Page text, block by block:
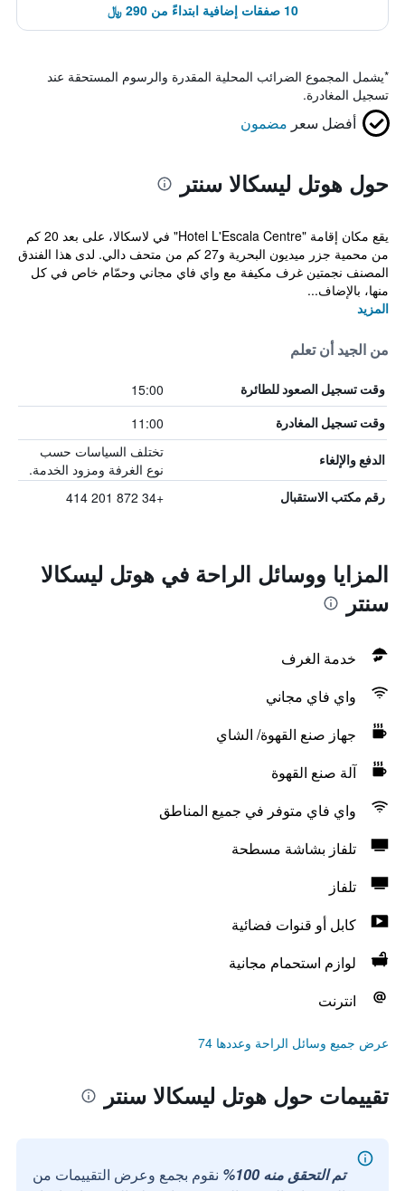
10 صفقات إضافية ابتداءً من 290 ﷼
*يشمل المجموع الضرائب المحلية المقدرة والرسوم المستحقة عند
تسجيل المغادرة.
أفضل سعر مضمون
حول هوتل ليسكالا سنتر
يقع مكان إقامة "Hotel L'Escala Centre" في لاسكالا، على بعد 20 كم
من محمية جزر ميديون البحرية و27 كم من متحف دالي. لدى هذا الفندق
المصنف نجمتين غرف مكيفة مع واي فاي مجاني وحمّام خاص في كل
منها، بالإضاف...
المزيد
من الجيد أن تعلم
وقت تسجيل الصعود للطائرة 15:00
وقت تسجيل المغادرة 11:00
الدفع والإلغاء
تختلف السياسات حسب
نوع الغرفة ومزود الخدمة.
رقم مكتب الاستقبال +34 872 201 414
المزايا ووسائل الراحة في هوتل ليسكالا
سنتر
خدمة الغرف
واي فاي مجاني
جهاز صنع القهوة/ الشاي
آلة صنع القهوة
واي فاي متوفر في جميع المناطق
تلفاز بشاشة مسطحة
تلفاز
كابل أو قنوات فضائية
لوازم استحمام مجانية
انترنت
عرض جميع وسائل الراحة وعددها 74
تقييمات حول هوتل ليسكالا سنتر
تم التحقق منه 100%
نقوم بجمع وعرض التقييمات من